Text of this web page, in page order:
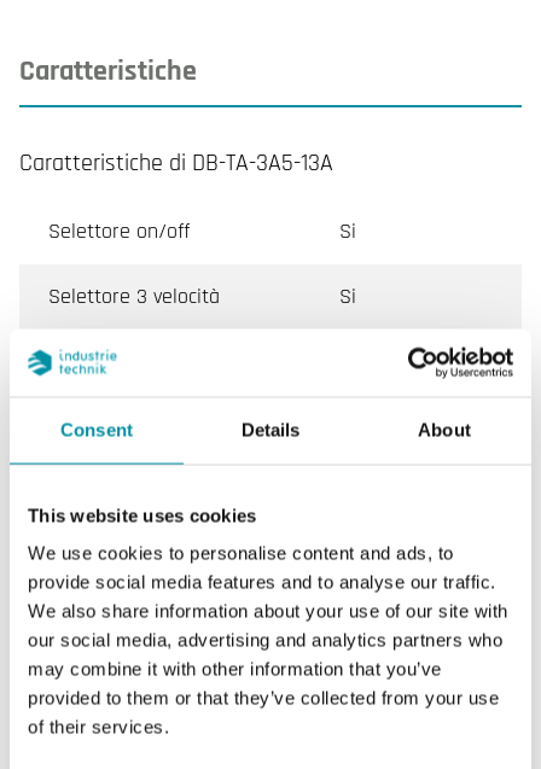
Consent Details About
This website uses cookies
We use cookies to personalise content and ads, to
provide social media features and to analyse our traffic.
We also share information about your use of our site with
our social media, advertising and analytics partners who
may combine it with other information that you’ve
provided to them or that they’ve collected from your use
of their services.
Caratteristiche
Caratteristiche di DB-TA-3A5-13A
Selettore on/off Si
Selettore 3 velocità Si
Cambio stagione Zona neutra
a 4 tubi con funzione economy, 2 uscite 0...10 V
Tensione di
alimentazione
24 V AC ± 10%, 50/60 Hz
Ingresso
Contatto esterno per
funzione economy